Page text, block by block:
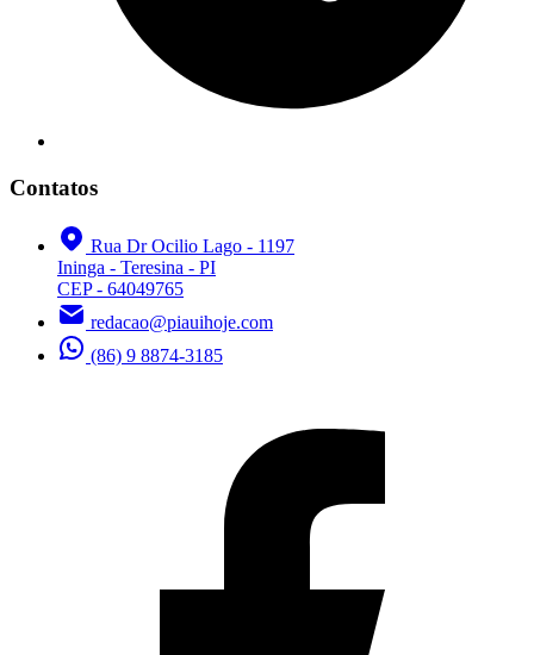
Contatos
Rua Dr Ocilio Lago - 1197
Ininga - Teresina - PI
CEP - 64049765
redacao@piauihoje.com
(86) 9 8874-3185